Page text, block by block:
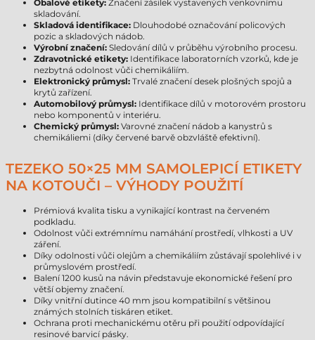
Obalové etikety: Značení zásilek vystavených venkovnímu
skladování.
Skladová identifikace: Dlouhodobé označování policových
pozic a skladových nádob.
Výrobní značení: Sledování dílů v průběhu výrobního procesu.
Zdravotnické etikety: Identifikace laboratorních vzorků, kde je
nezbytná odolnost vůči chemikáliím.
Elektronický průmysl: Trvalé značení desek plošných spojů a
krytů zařízení.
Automobilový průmysl: Identifikace dílů v motorovém prostoru
nebo komponentů v interiéru.
Chemický průmysl: Varovné značení nádob a kanystrů s
chemikáliemi (díky červené barvě obzvláště efektivní).
TEZEKO 50×25 MM SAMOLEPICÍ ETIKETY
NA KOTOUČI – VÝHODY POUŽITÍ
Prémiová kvalita tisku a vynikající kontrast na červeném
podkladu.
Odolnost vůči extrémnímu namáhání prostředí, vlhkosti a UV
záření.
Díky odolnosti vůči olejům a chemikáliím zůstávají spolehlivé i v
průmyslovém prostředí.
Balení 1200 kusů na návin představuje ekonomické řešení pro
větší objemy značení.
Díky vnitřní dutince 40 mm jsou kompatibilní s většinou
známých stolních tiskáren etiket.
Ochrana proti mechanickému otěru při použití odpovídající
resinové barvicí pásky.